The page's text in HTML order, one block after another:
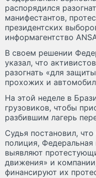
распорядился
манифестантов,
президентских
информагентство
В своем решении
указал, что
разогнать «для
прохожих и
На этой неделе в
грузовиков, чтобы
разбившим лагерь
Судья постановил,
полиция,
выявляют
движения» и
финансируют их